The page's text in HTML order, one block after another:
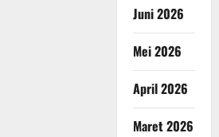
Juni 2026
Mei 2026
April 2026
Maret 2026